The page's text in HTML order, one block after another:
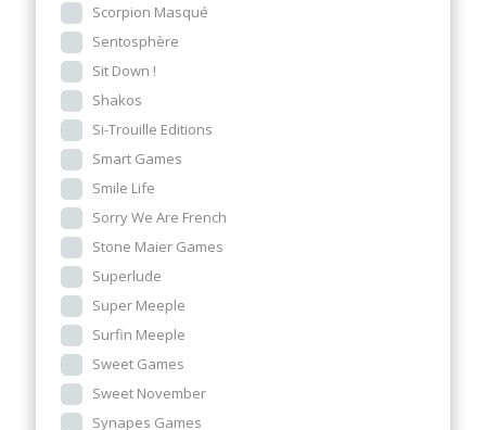
Scorpion Masqué
Sentosphère
Sit Down !
Shakos
Si-Trouille Editions
Smart Games
Smile Life
Sorry We Are French
Stone Maier Games
Superlude
Super Meeple
Surfin Meeple
Sweet Games
Sweet November
Synapes Games